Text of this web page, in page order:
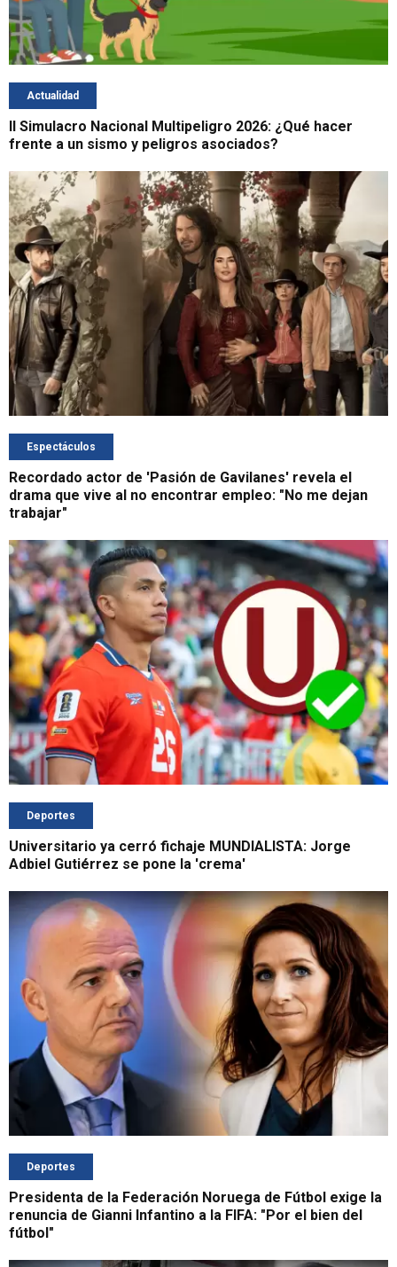
Actualidad
II Simulacro Nacional Multipeligro 2026: ¿Qué hacer
frente a un sismo y peligros asociados?
Espectáculos
Recordado actor de 'Pasión de Gavilanes' revela el
drama que vive al no encontrar empleo: "No me dejan
trabajar"
Deportes
Universitario ya cerró fichaje MUNDIALISTA: Jorge
Adbiel Gutiérrez se pone la 'crema'
Deportes
Presidenta de la Federación Noruega de Fútbol exige la
renuncia de Gianni Infantino a la FIFA: "Por el bien del
fútbol"